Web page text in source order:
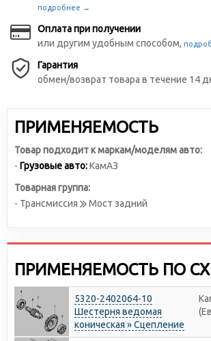
подробнее →
Оплата при получении
или другим удобным способом,
Гарантия
обмен/возврат товара в течение 14
ПРИМЕНЯЕМОСТЬ
Товар подходит к маркам/моделям авто:
- Грузовые авто:КамАЗ
Товарная группа:
- Трансмиссия
Мост задний
ПРИМЕНЯЕМОСТЬ ПО
5320-2402064-10
Шестерня ведомая
коническая » Сцепление